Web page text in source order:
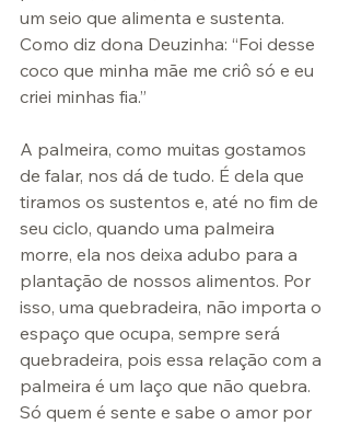
um seio que alimenta e sustenta.
Como diz dona Deuzinha: “Foi desse
coco que minha mãe me criô só e eu
criei minhas fia.”
A palmeira, como muitas gostamos
de falar, nos dá de tudo. É dela que
tiramos os sustentos e, até no fim de
seu ciclo, quando uma palmeira
morre, ela nos deixa adubo para a
plantação de nossos alimentos. Por
isso, uma quebradeira, não importa o
espaço que ocupa, sempre será
quebradeira, pois essa relação com a
palmeira é um laço que não quebra.
Só quem é sente e sabe o amor por